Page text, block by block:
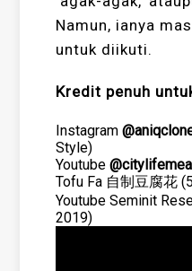
Namun, ianya
untuk diikuti.
Kredit penuh
Instagram
Style)
Youtube
Tofu Fa 自制豆腐花
Youtube Seminit
2019)